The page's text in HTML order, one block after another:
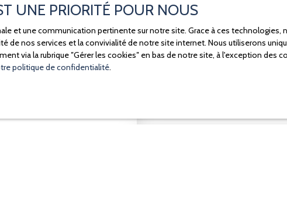
UNE PRIORITÉ POUR NOUS
et une communication pertinente sur notre site. Grace à ces
de nos services et la convivialité de notre site internet. Nous utiliserons
via la rubrique ″Gérer les cookies″ en bas de notre site, à l'exception des
politique de confidentialité.